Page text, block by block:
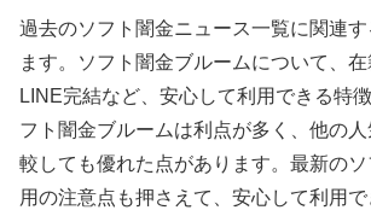
過去のソフト闇金ニュース一覧に関連
ます。ソフト闇金ブルームについて、
LINE完結など、安心して利用できる特
フト闇金ブルームは利点が多く、他の
較しても優れた点があります。最新のソ
用の注意点も押さえて、安心して利用